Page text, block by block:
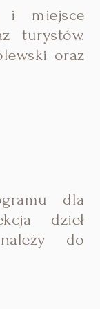
i miejsce
turystów.
oraz
dla
dzieł
do